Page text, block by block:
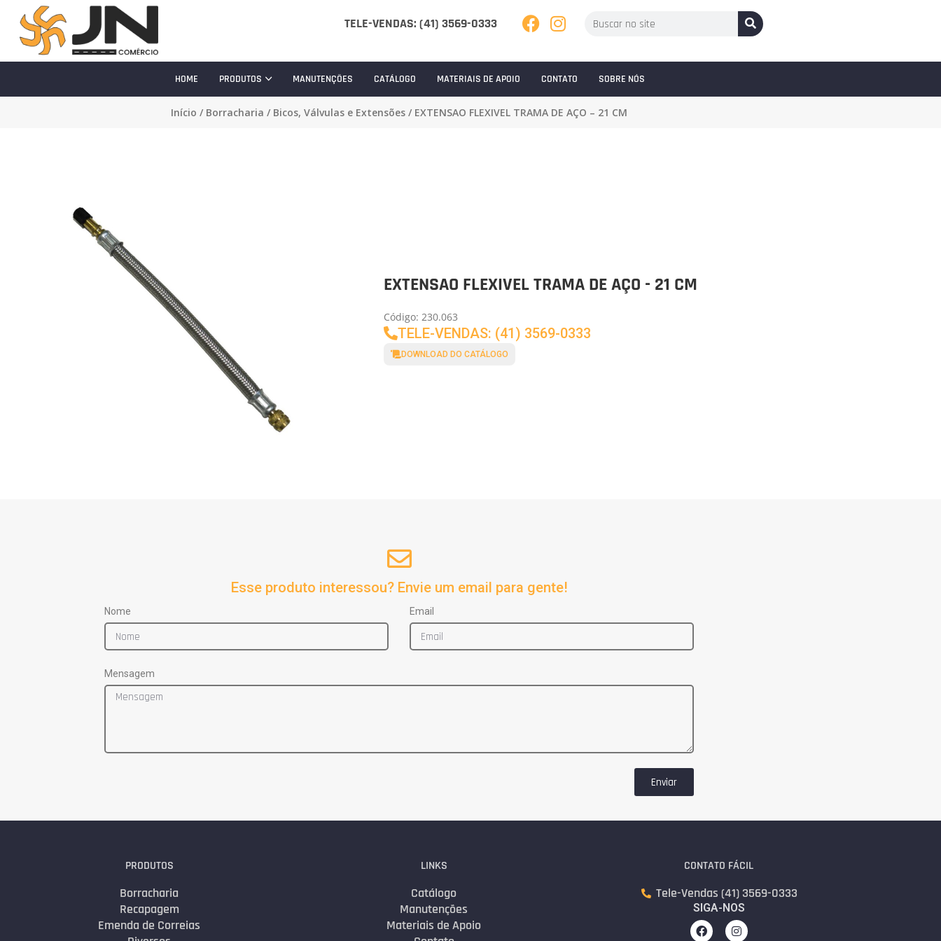
TELE-VENDAS: (41) 3569-0333
HOME PRODUTOS MANUTENÇÕES CATÁLOGO MATERIAIS DE APOIO CONTATO SOBRE NÓS
Início / Borracharia / Bicos, Válvulas e Extensões / EXTENSAO FLEXIVEL TRAMA DE AÇO – 21 CM
EXTENSAO FLEXIVEL TRAMA DE AÇO - 21 CM
Código: 230.063
TELE-VENDAS: (41) 3569-0333
DOWNLOAD DO CATÁLOGO
Esse produto interessou? Envie um email para gente!
Nome Email
Mensagem
Enviar
PRODUTOS
Borracharia
Recapagem
Emenda de Correias
LINKS
Catálogo
Manutenções
Materiais de Apoio
CONTATO FÁCIL
Tele-Vendas (41) 3569-0333
SIGA-NOS